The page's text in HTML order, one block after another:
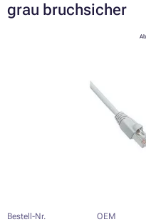
grau bruchsicher
Bestell-Nr.
OEM